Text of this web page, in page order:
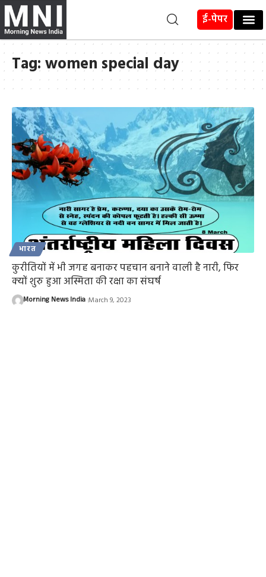
ई-पेपर
Tag:women special day
भारत
कुरीतियों में भी जगह बनाकर पहचान बनाने वाली है नारी, फिर
क्यों शुरु हुआ अस्मिता की रक्षा का संघर्ष
Morning News India March 9, 2023